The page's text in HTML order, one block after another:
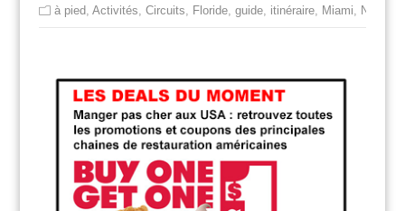
à pied Activités Circuits Floride, guide, itinéraire, Miami Non